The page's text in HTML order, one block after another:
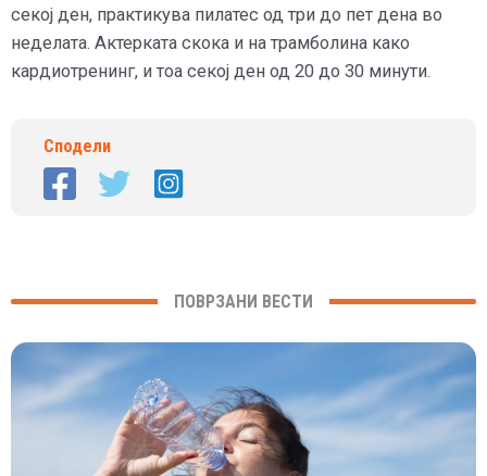
секој ден, практикува пилатес од три до пет дена во
неделата. Актерката скока и на трамболина како
кардиотренинг, и тоа секој ден од 20 до 30 минути.
Сподели
ПОВРЗАНИ ВЕСТИ